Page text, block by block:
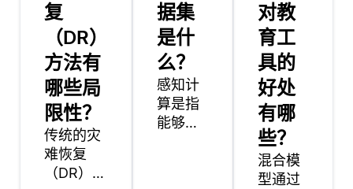
复
（DR）
方法有
哪些局
限性？
传统的灾
难恢复
（DR）方
据集
是什
么？
感知计
算是指
能够以
对教
育工
具的
好处
有哪
些？
混合模
型通过